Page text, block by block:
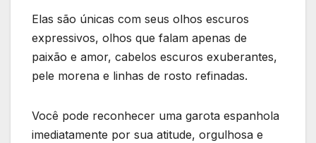
Elas são únicas com seus olhos escuros
expressivos, olhos que falam apenas de
paixão e amor, cabelos escuros exuberantes,
pele morena e linhas de rosto refinadas.
Você pode reconhecer uma garota espanhola
imediatamente por sua atitude, orgulhosa e